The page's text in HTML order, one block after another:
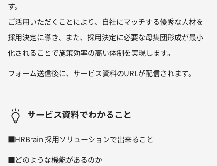
す。
ご活用いただくことにより、自社にマッチする優秀な人材を
採用決定に導き、また、採用決定に必要な母集団形成が最小
化されることで施策効率の高い体制を実現します。
フォーム送信後に、サービス資料のURLが配信されます。
サービス資料でわかること
■HRBrain 採用ソリューションで出来ること
■どのような機能があるのか